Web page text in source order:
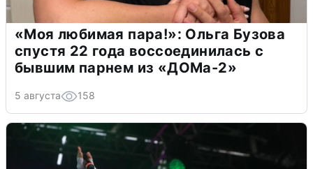
«Моя любимая пара!»: Ольга Бузова
спустя 22 года воссоединилась с
бывшим парнем из «ДОМа-2»
5 августа 158